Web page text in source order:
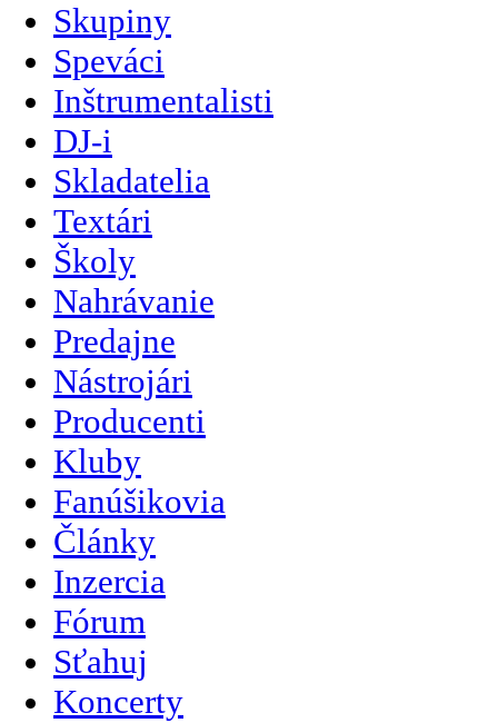
Skupiny
Speváci
Inštrumentalisti
DJ-i
Skladatelia
Textári
Školy
Nahrávanie
Predajne
Nástrojári
Producenti
Kluby
Fanúšikovia
Články
Inzercia
Fórum
Sťahuj
Koncerty